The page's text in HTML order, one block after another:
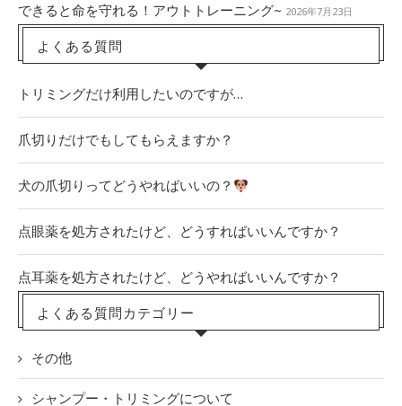
できると命を守れる！アウトトレーニング~ 2026年7月23日
よくある質問
トリミングだけ利用したいのですが…
爪切りだけでもしてもらえますか？
犬の爪切りってどうやればいいの？
点眼薬を処方されたけど、どうすればいいんですか？
点耳薬を処方されたけど、どうやればいいんですか？
よくある質問カテゴリー
その他
シャンプー・トリミングについて